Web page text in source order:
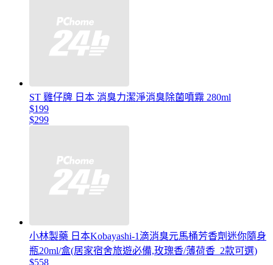
ST 雞仔牌 日本 消臭力潔淨消臭除菌噴霧 280ml
$199
$299
小林製藥 日本Kobayashi-1滴消臭元馬桶芳香劑迷你隨身
瓶20ml/盒(居家宿舍旅遊必備,玫瑰香/薄荷香_2款可選)
$558